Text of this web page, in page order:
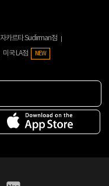
카르타 Sudirman점
미국 LA점 NEW